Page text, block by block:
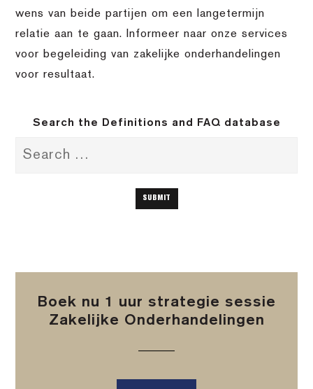
wens van beide partijen om een langetermijn
relatie aan te gaan. Informeer naar onze services
voor begeleiding van zakelijke onderhandelingen
voor resultaat.
Search the Definitions and FAQ database
Boek nu 1 uur strategie sessie
Zakelijke Onderhandelingen